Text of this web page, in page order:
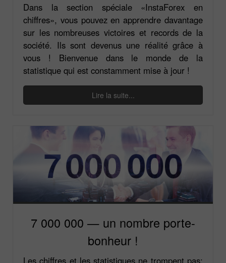
Dans la section spéciale «InstaForex en
chiffres», vous pouvez en apprendre davantage
sur les nombreuses victoires et records de la
société. Ils sont devenus une réalité grâce à
vous ! Bienvenue dans le monde de la
statistique qui est constamment mise à jour !
Lire la suite...
7 000 000 — un nombre porte-
bonheur !
Les chiffres et les statistiques ne trompent pas: